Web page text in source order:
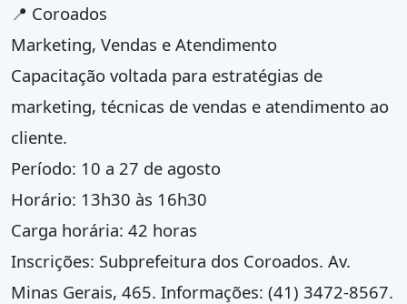
📍 Coroados
Marketing, Vendas e Atendimento
Capacitação voltada para estratégias de
marketing, técnicas de vendas e atendimento ao
cliente.
Período: 10 a 27 de agosto
Horário: 13h30 às 16h30
Carga horária: 42 horas
Inscrições: Subprefeitura dos Coroados. Av.
Minas Gerais, 465. Informações: (41) 3472-8567.